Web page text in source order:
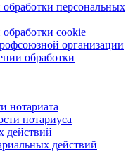
персональных
cookie
организации
обработки
нотариата
нотариуса
действий
действий